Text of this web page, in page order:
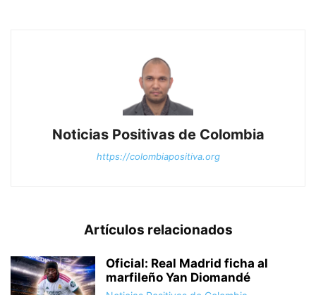
Noticias Positivas de Colombia
https://colombiapositiva.org
Artículos relacionados
Oficial: Real Madrid ficha al
marfileño Yan Diomandé